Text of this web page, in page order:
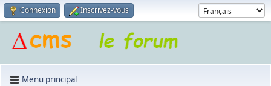
Connexion Inscrivez-vous
Menu principal